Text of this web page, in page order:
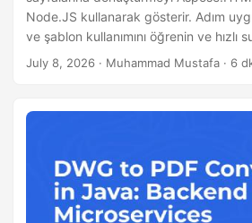
Node.JS kullanarak gösterir. Adım
ve şablon kullanımını öğrenin ve hızlı
oluşturma için yaygın sorunları giderin.
July 8, 2026 · Muhammad Mustafa · 6